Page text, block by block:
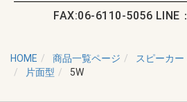
FAX:06-6110-5056 LINE：
HOME 商品一覧ページ スピーカー
片面型
5W